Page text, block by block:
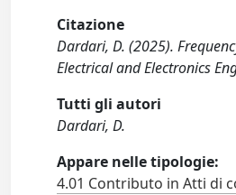
Citazione
Dardari, D. (2025).
Electrical and Electronics
Tutti gli autori
Dardari, D.
Appare nelle tipologie:
4.01 Contributo in Atti di